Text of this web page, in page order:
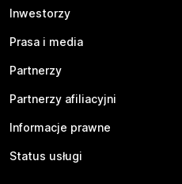
Inwestorzy
Prasa i media
Partnerzy
Partnerzy afiliacyjni
Informacje prawne
Status usługi